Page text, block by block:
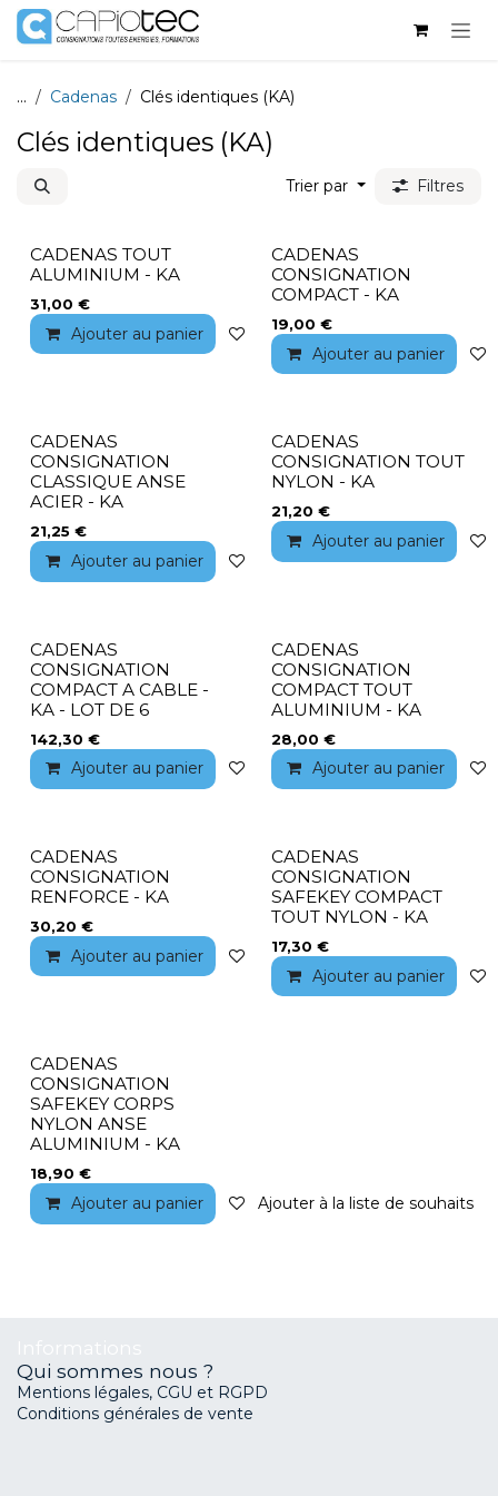
Se rendre au contenu
... Cadenas Clés identiques (KA)
Clés identiques (KA)
Trier par Filtres
CADENAS TOUT
ALUMINIUM - KA
31,00 €
Ajouter au panier Ajouter à la liste de souhaits
CADENAS
CONSIGNATION
COMPACT - KA
19,00 €
Ajouter au panier
CADENAS
CONSIGNATION
CLASSIQUE ANSE
ACIER - KA
21,25 €
Ajouter au panier Ajouter à la liste de souhaits
CADENAS
CONSIGNATION TOUT
NYLON - KA
21,20 €
Ajouter au panier
CADENAS
CONSIGNATION
COMPACT A CABLE -
KA - LOT DE 6
142,30 €
Ajouter au panier Ajouter à la liste de souhaits
CADENAS
CONSIGNATION
COMPACT TOUT
ALUMINIUM - KA
28,00 €
Ajouter au panier
CADENAS
CONSIGNATION
RENFORCE - KA
30,20 €
Ajouter au panier Ajouter à la liste de souhaits
CADENAS
CONSIGNATION
SAFEKEY COMPACT
TOUT NYLON - KA
17,30 €
Ajouter au panier
CADENAS
CONSIGNATION
SAFEKEY CORPS
NYLON ANSE
ALUMINIUM - KA
18,90 €
Ajouter au panier Ajouter à la liste de souhaits
Qui sommes nous ?
Mentions légales, CGU et RGPD
Conditions générales de vente